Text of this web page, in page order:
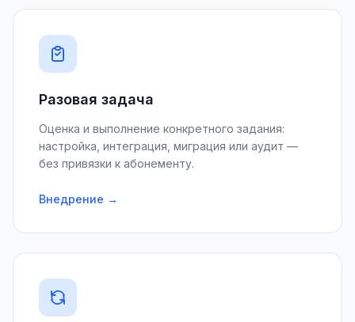
Разовая задача
Оценка и выполнение конкретного задания:
настройка, интеграция, миграция или аудит —
без привязки к абонементу.
Внедрение →